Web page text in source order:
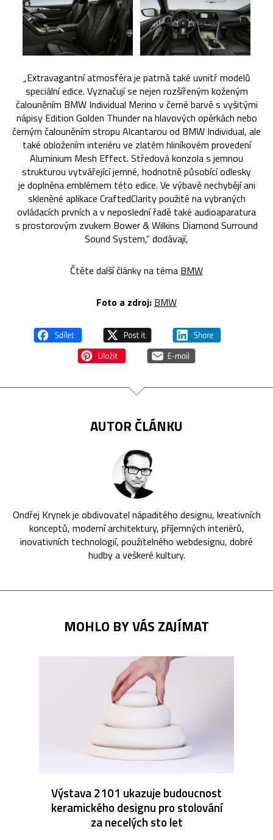
„Extravagantní atmosféra je patrná také uvnitř modelů
speciální edice. Vyznačují se nejen rozšířeným koženým
čalouněním BMW Individual Merino v černé barvě s vyšitými
nápisy Edition Golden Thunder na hlavových opěrkách nebo
černým čalouněním stropu Alcantarou od BMW Individual, ale
také obložením interiéru ve zlatém hliníkovém provedení
Aluminium Mesh Effect. Středová konzola s jemnou
strukturou vytvářející jemné, hodnotně působící odlesky
je doplněna emblémem této edice. Ve výbavě nechybějí ani
skleněné aplikace CraftedClarity použité na vybraných
ovládacích prvních a v neposlední řadě také audioaparatura
s prostorovým zvukem Bower & Wilkins Diamond Surround
Sound System,” dodávají,
Čtěte další články na téma BMW
Foto a zdroj: BMW
AUTOR ČLÁNKU
Ondřej Krynek je obdivovatel nápaditého designu, kreativních
konceptů, moderní architektury, příjemných interiérů,
inovativních technologií, použitelného webdesignu, dobré
hudby a veškeré kultury.
MOHLO BY VÁS ZAJÍMAT
Výstava 2101 ukazuje budoucnost
keramického designu pro stolování
za necelých sto let